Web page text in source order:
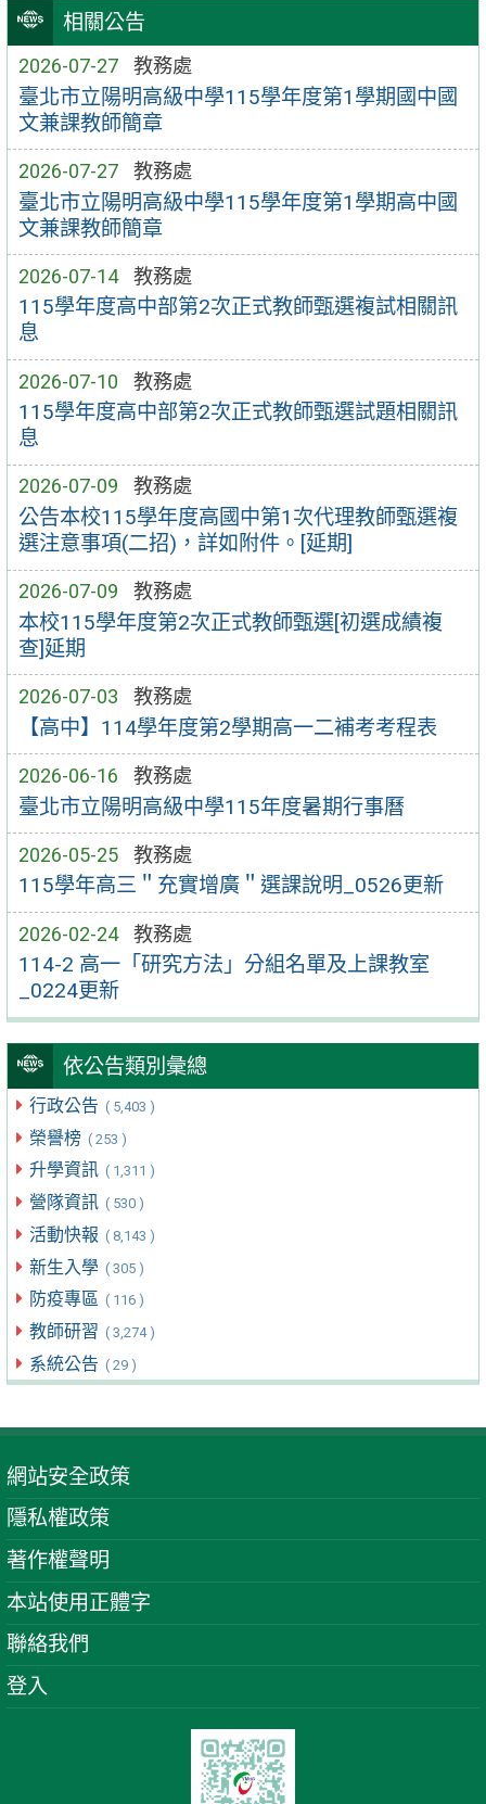
相關公告
2026-07-27 教務處
臺北市立陽明高級中學115學年度第1學期國中國
文兼課教師簡章
2026-07-27 教務處
臺北市立陽明高級中學115學年度第1學期高中國
文兼課教師簡章
2026-07-14 教務處
115學年度高中部第2次正式教師甄選複試相關訊
息
2026-07-10 教務處
115學年度高中部第2次正式教師甄選試題相關訊
息
2026-07-09 教務處
公告本校115學年度高國中第1次代理教師甄選複
選注意事項(二招)，詳如附件。[延期]
2026-07-09 教務處
本校115學年度第2次正式教師甄選[初選成績複
查]延期
2026-07-03 教務處
【高中】114學年度第2學期高一二補考考程表
2026-06-16 教務處
臺北市立陽明高級中學115年度暑期行事曆
2026-05-25 教務處
115學年高三＂充實增廣＂選課說明_0526更新
2026-02-24 教務處
114-2 高一「研究方法」分組名單及上課教室
_0224更新
依公告類別彙總
行政公告 ( 5,403 )
榮譽榜 ( 253 )
升學資訊 ( 1,311 )
營隊資訊 ( 530 )
活動快報 ( 8,143 )
新生入學 ( 305 )
防疫專區 ( 116 )
教師研習 ( 3,274 )
系統公告 ( 29 )
網站安全政策
隱私權政策
著作權聲明
本站使用正體字
聯絡我們
登入